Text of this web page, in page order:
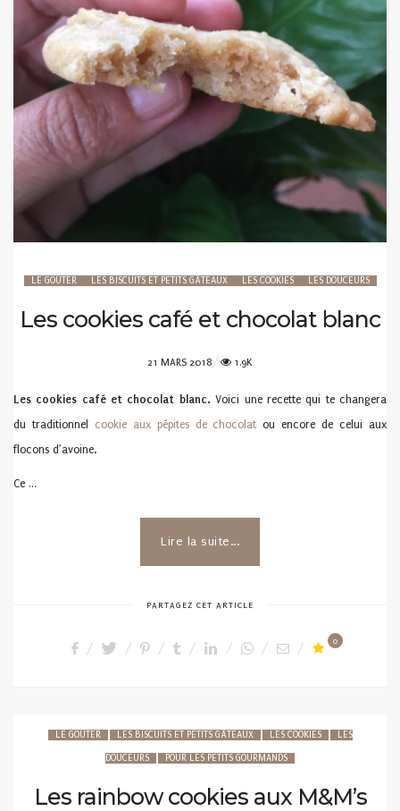
LE GOÛTER LES BISCUITS ET PETITS GÂTEAUX LES COOKIES LES DOUCEURS
Les cookies café et chocolat blanc
POSTED
21 MARS 2018 1.9K
Les cookies café et chocolat blanc. Voici une recette qui te changera
du traditionnel cookie aux pépites de chocolat ou encore de celui aux
flocons d’avoine.
Ce …
Lire la suite...
PARTAGEZ CET ARTICLE
0
LE GOÛTER LES BISCUITS ET PETITS GÂTEAUX LES COOKIES LES
DOUCEURS POUR LES PETITS GOURMANDS
Les rainbow cookies aux M&M’s